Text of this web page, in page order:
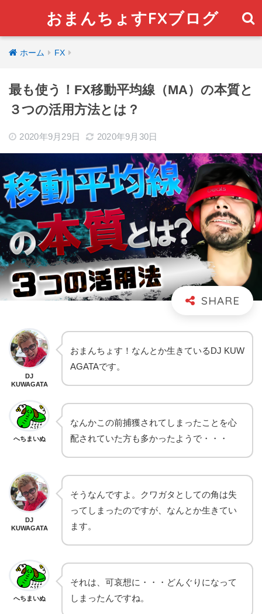
おまんちょすFXブログ
ホーム FX
最も使う！FX移動平均線（MA）の本質と
３つの活用方法とは？
2020年9月29日 2020年9月30日
DJ
KUWAGATA
おまんちょす！なんとか生きているDJ KUW
AGATAです。
へちまいぬ
なんかこの前捕獲されてしまったことを心
配されていた方も多かったようで・・・
DJ
KUWAGATA
そうなんですよ。クワガタとしての角は失
ってしまったのですが、なんとか生きてい
ます。
へちまいぬ
それは、可哀想に・・・どんぐりになって
しまったんですね。